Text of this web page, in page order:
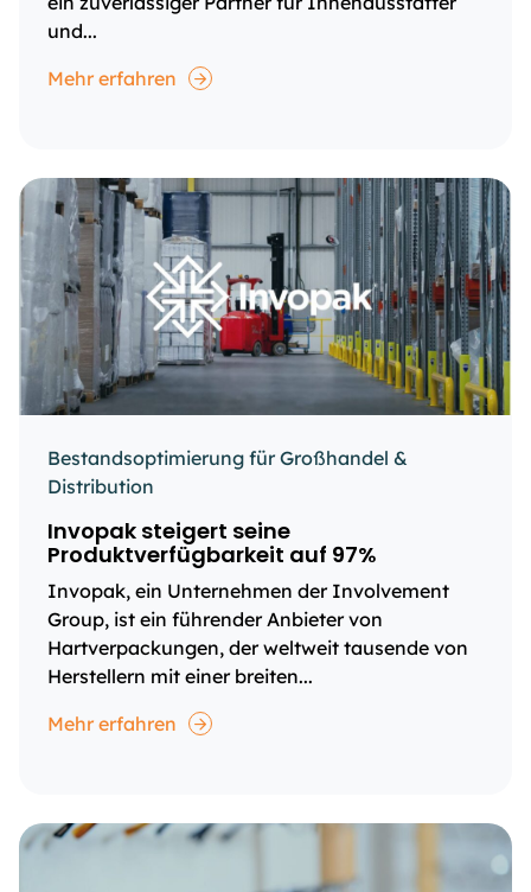
und...
Mehr erfahren
Bestandsoptimierung für Großhandel &
Distribution
Invopak steigert seine
Produktverfügbarkeit auf 97%
Invopak, ein Unternehmen der Involvement
Group, ist ein führender Anbieter von
Hartverpackungen, der weltweit tausende von
Herstellern mit einer breiten...
Mehr erfahren